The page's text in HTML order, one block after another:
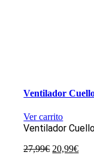
Ventilador
Ver carrito
Ventilador
27,99€ El
20,99€El